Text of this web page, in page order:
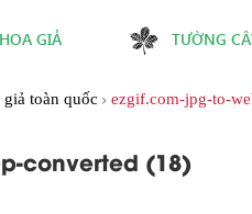
HOA GIẢ TƯỜNG
toàn quốc ezgif.com-jpg-to-
converted (18)